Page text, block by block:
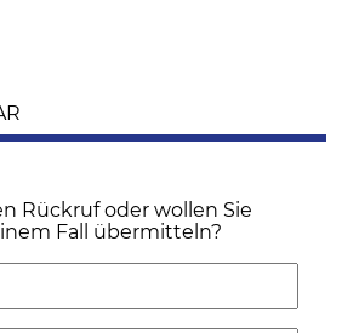
Rückruf oder wollen Sie
Fall übermitteln?